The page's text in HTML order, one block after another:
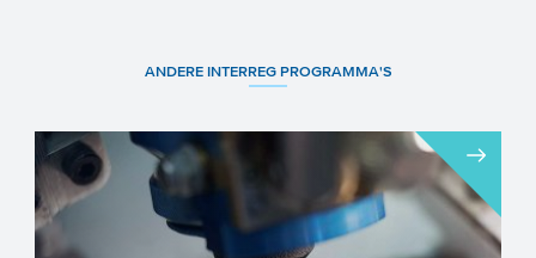
ANDERE INTERREG PROGRAMMA'S